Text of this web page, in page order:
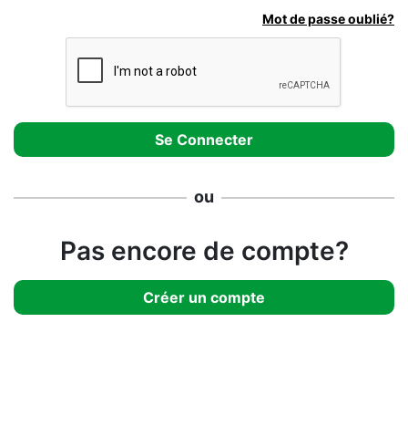
Mot de passe oublié?
ou
Pas encore de compte?
Créer un compte